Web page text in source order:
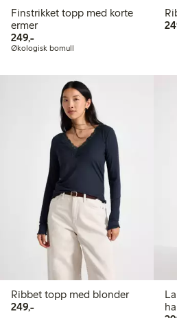
Finstrikket topp med korte
ermer
249,-249,00 kr
Økologisk bomull
Ribbet topp med blonder
249,-249,00 kr